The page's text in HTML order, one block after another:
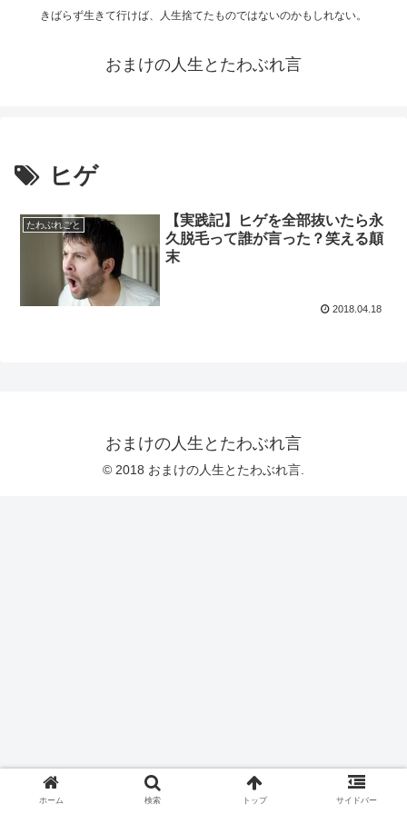
きばらず生きて行けば、人生捨てたものではないのかもしれない。
おまけの人生とたわぶれ言
ヒゲ
たわぶれごと
【実践記】ヒゲを全部抜いたら永
久脱毛って誰が言った？笑える顛
末
2018.04.18
おまけの人生とたわぶれ言
© 2018 おまけの人生とたわぶれ言.
ホーム 検索 トップ サイドバー